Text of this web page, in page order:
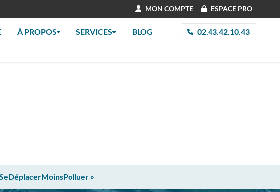
MON COMPTE ESPACE PRO
À PROPOS SERVICES BLOG 02.43.42.10.43
»